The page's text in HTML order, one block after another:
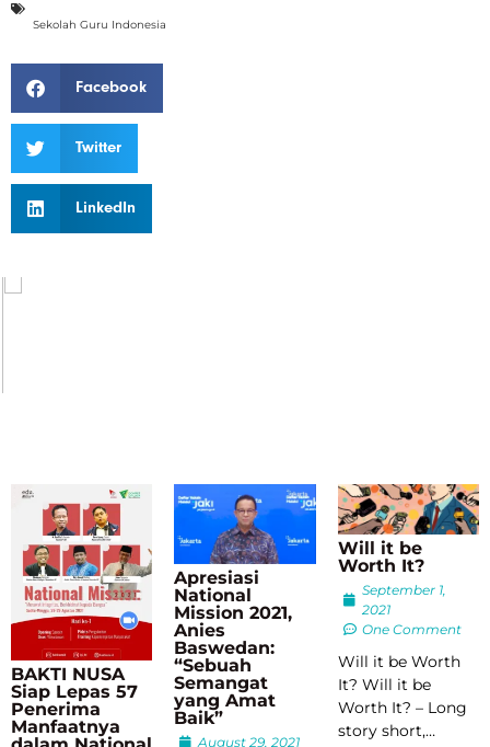
Sekolah Guru Indonesia
Facebook
Twitter
LinkedIn
BAKTI NUSA
Siap Lepas 57
Penerima
Manfaatnya
Apresiasi
National
Mission 2021,
Anies
Baswedan:
“Sebuah
Semangat
yang Amat
Baik”
August 29, 2021
Will it be
Worth It?
September 1,
2021
One Comment
Will it be Worth
It? Will it be
Worth It? – Long
story short,…